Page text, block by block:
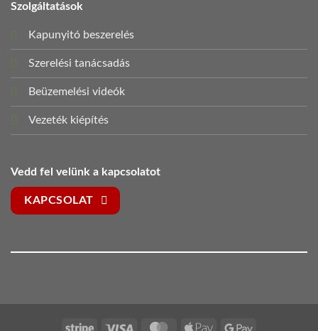
Szolgáltatások
Kapunyitó beszerelés
Szerelési tanácsadás
Beüzemelési videók
Vezeték kiépítés
Vedd fel velünk a kapcsolatot
KAPCSOLAT
Stripe Visa MasterCardApple Google